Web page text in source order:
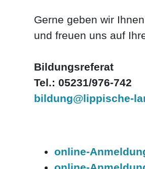
Gerne geben wir
und freuen uns auf
Bildungsreferat
Tel.: 05231/976-742
bildung@lippische-
online-